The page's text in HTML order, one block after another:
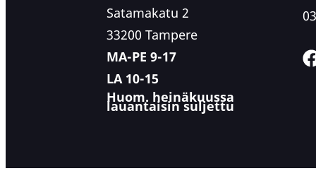
Satamakatu 2
33200 Tampere
MA-PE 9-17
LA 10-15
Huom. heinäkuussa
lauantaisin suljettu